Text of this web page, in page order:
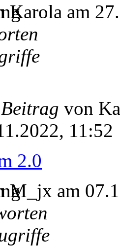
am
von
11:52
2.0
M_jx am